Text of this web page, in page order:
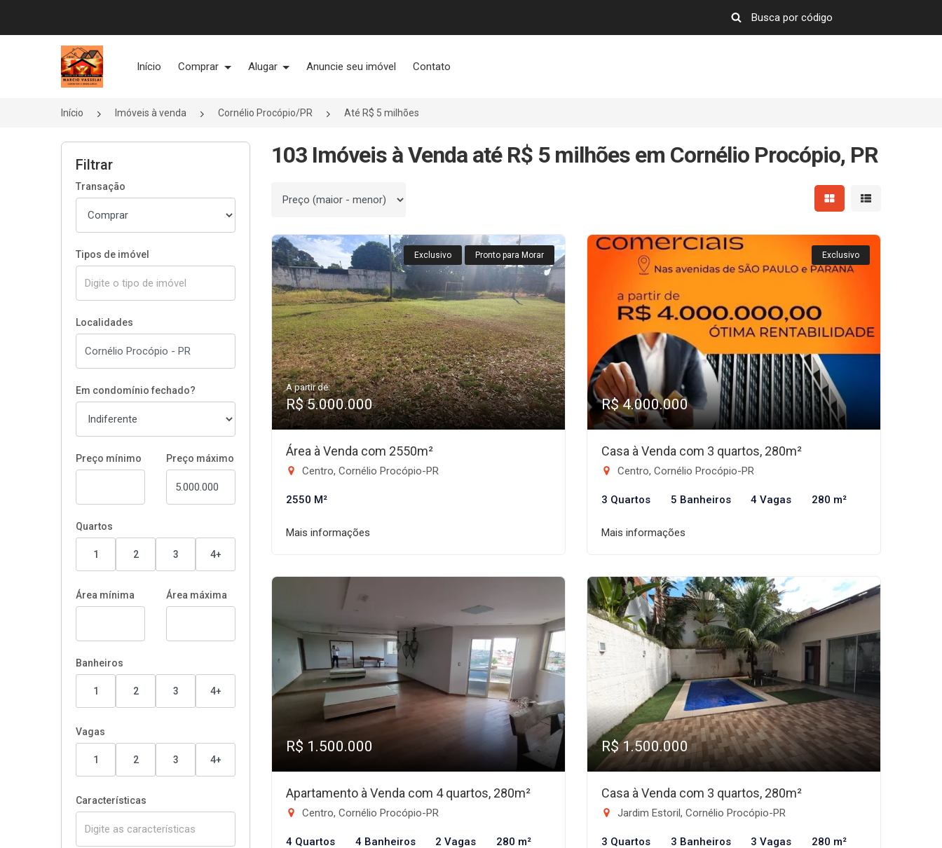
Página inicial
Início Comprar Alugar Anuncie seu imóvel Contato
Início Imóveis à venda Cornélio Procópio/PR Até R$ 5 milhões
Filtrar
Transação
Tipos de imóvel
Localidades
Em condomínio fechado?
Preço mínimo Preço máximo
Quartos
1 2 3 4+
Área mínima Área máxima
Banheiros
1 2 3 4+
Vagas
1 2 3 4+
Características
103 Imóveis à Venda até R$ 5 milhões em Cornélio Procópio, PR
Ordenar por Mostrar resultados em
Mostrar
Exclusivo Pronto para Morar
A partir de:
R$ 5.000.000
Área à Venda com 2550m²
Centro, Cornélio Procópio-PR
2550 M²
Mais informações
Exclusivo
R$ 4.000.000
Casa à Venda com 3 quartos, 280m²
Centro, Cornélio Procópio-PR
3 Quartos 5 Banheiros 4 Vagas 280 m²
Mais informações
R$ 1.500.000
Apartamento à Venda com 4 quartos, 280m²
Centro, Cornélio Procópio-PR
4 Quartos 4 Banheiros 2 Vagas 280 m²
R$ 1.500.000
Casa à Venda com 3 quartos, 280m²
Jardim Estoril, Cornélio Procópio-PR
3 Quartos 3 Banheiros 3 Vagas 280 m²